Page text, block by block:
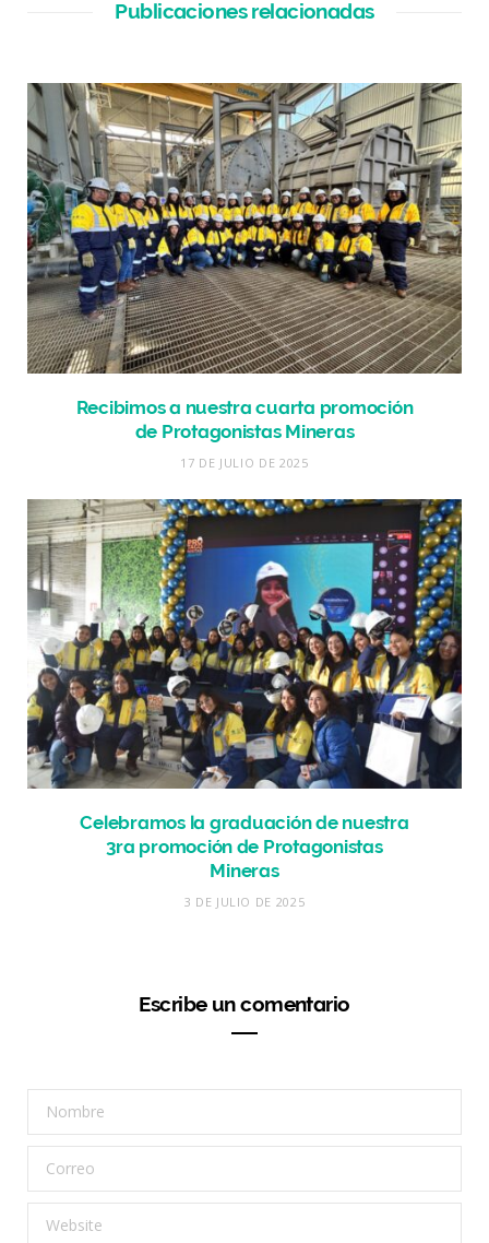
Publicaciones relacionadas
Recibimos a nuestra cuarta promoción
de Protagonistas Mineras
17 DE JULIO DE 2025
Celebramos la graduación de nuestra
3ra promoción de Protagonistas
Mineras
3 DE JULIO DE 2025
Escribe un comentario